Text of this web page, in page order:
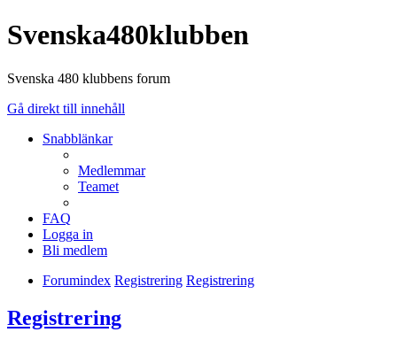
Svenska480klubben
Svenska 480 klubbens forum
Gå direkt till innehåll
Snabblänkar
Medlemmar
Teamet
FAQ
Logga in
Bli medlem
Forumindex Registrering Registrering
Registrering